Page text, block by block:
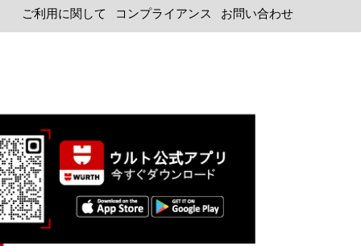
ご利用に関して コンプライアンス お問い合わせ